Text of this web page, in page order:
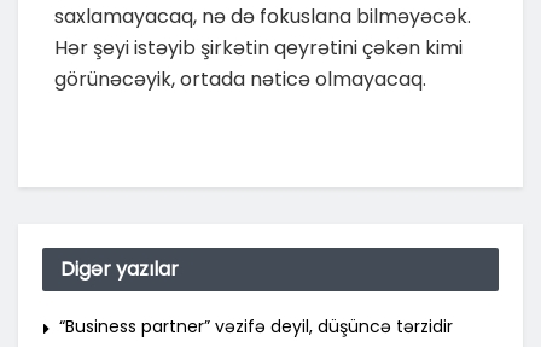
saxlamayacaq, nə də fokuslana bilməyəcək.
Hər şeyi istəyib şirkətin qeyrətini çəkən kimi
görünəcəyik, ortada nəticə olmayacaq.
Digər yazılar
“Business partner” vəzifə deyil, düşüncə tərzidir